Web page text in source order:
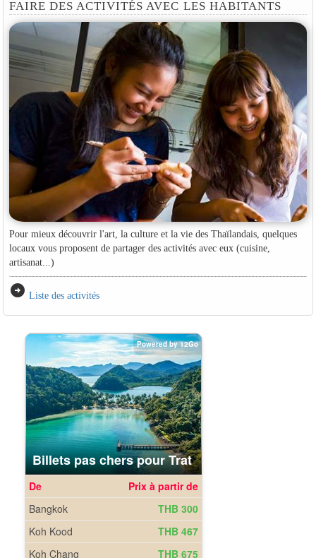
FAIRE DES ACTIVITÉS AVEC LES HABITANTS
Pour mieux découvrir l'art, la culture et la vie des Thaïlandais, quelques
locaux vous proposent de partager des activités avec eux (cuisine,
artisanat...)
arrow_circle_right Liste des activités